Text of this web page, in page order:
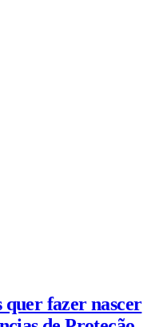
fazer nascer